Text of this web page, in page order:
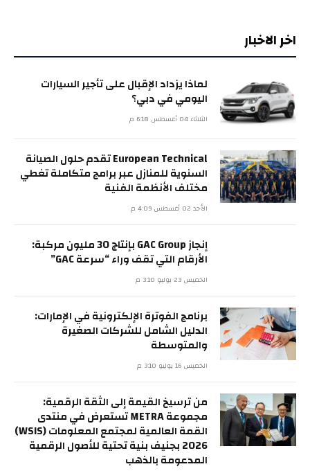
اخر الاخبار
لماذا يزداد الإقبال على تأجير السيارات
اليومي في دبي؟
الثلاثاء 04 أغسطس 6:18 م
European Technical تقدم حلول الصيانة
السنوية للمنازل عبر برامج متكاملة تغطي
مختلف الأنظمة الفنية
الأحد 02 أغسطس 4:09 م
إنجاز GAC Group بإنتاج 30 مليون مركبة:
الأرقام التي تقف وراء “سرعة GAC”
الخميس 23 يوليو 3:10 م
برنامج الفوترة الإلكترونية في الإمارات:
الدليل الشامل للشركات الصغيرة
والمتوسطة
الخميس 16 يوليو 3:10 م
من ترسيخ القيمة إلى الثقة الرقمية:
مجموعة METRA تستعرض في منتدى
القمة العالمية لمجتمع المعلومات (WSIS)
2026 بجنيف بنية تحتية للأصول الرقمية
المدعومة بالذهب